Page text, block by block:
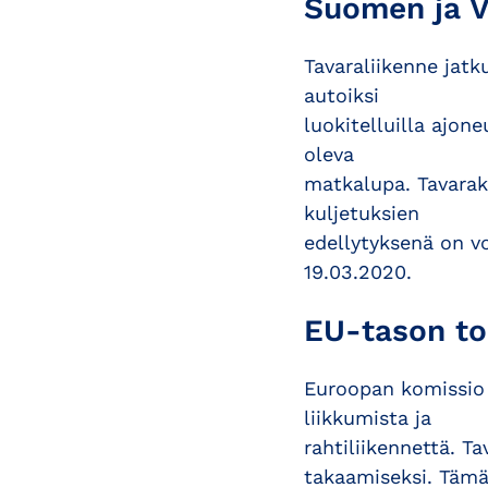
Suomen ja
Tavaraliikenne
autoiksi
luokitelluilla
oleva
matkalupa.
kuljetuksien
edellytyksenä on
19.03.2020.
EU-tason
Euroopan
liikkumista ja
rahtiliikennettä.
takaamiseksi.